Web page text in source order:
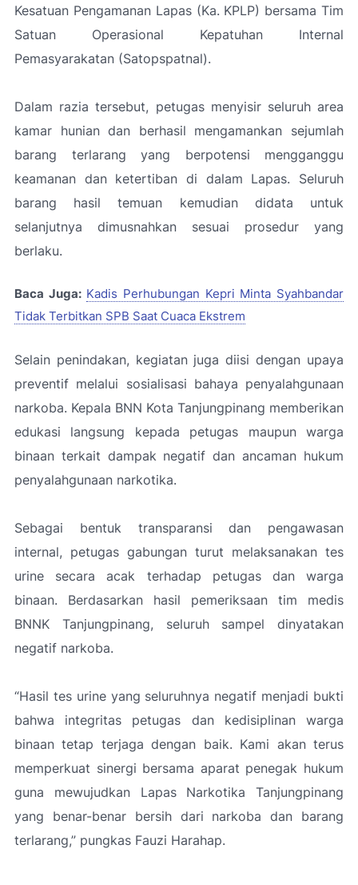
Kesatuan Pengamanan Lapas (Ka. KPLP) bersama Tim
Satuan Operasional Kepatuhan Internal
Pemasyarakatan (Satopspatnal).
Dalam razia tersebut, petugas menyisir seluruh area
kamar hunian dan berhasil mengamankan sejumlah
barang terlarang yang berpotensi mengganggu
keamanan dan ketertiban di dalam Lapas. Seluruh
barang hasil temuan kemudian didata untuk
selanjutnya dimusnahkan sesuai prosedur yang
berlaku.
Baca Juga: Kadis Perhubungan Kepri Minta Syahbandar
Tidak Terbitkan SPB Saat Cuaca Ekstrem
Selain penindakan, kegiatan juga diisi dengan upaya
preventif melalui sosialisasi bahaya penyalahgunaan
narkoba. Kepala BNN Kota Tanjungpinang memberikan
edukasi langsung kepada petugas maupun warga
binaan terkait dampak negatif dan ancaman hukum
penyalahgunaan narkotika.
Sebagai bentuk transparansi dan pengawasan
internal, petugas gabungan turut melaksanakan tes
urine secara acak terhadap petugas dan warga
binaan. Berdasarkan hasil pemeriksaan tim medis
BNNK Tanjungpinang, seluruh sampel dinyatakan
negatif narkoba.
“Hasil tes urine yang seluruhnya negatif menjadi bukti
bahwa integritas petugas dan kedisiplinan warga
binaan tetap terjaga dengan baik. Kami akan terus
memperkuat sinergi bersama aparat penegak hukum
guna mewujudkan Lapas Narkotika Tanjungpinang
yang benar-benar bersih dari narkoba dan barang
terlarang,” pungkas Fauzi Harahap.